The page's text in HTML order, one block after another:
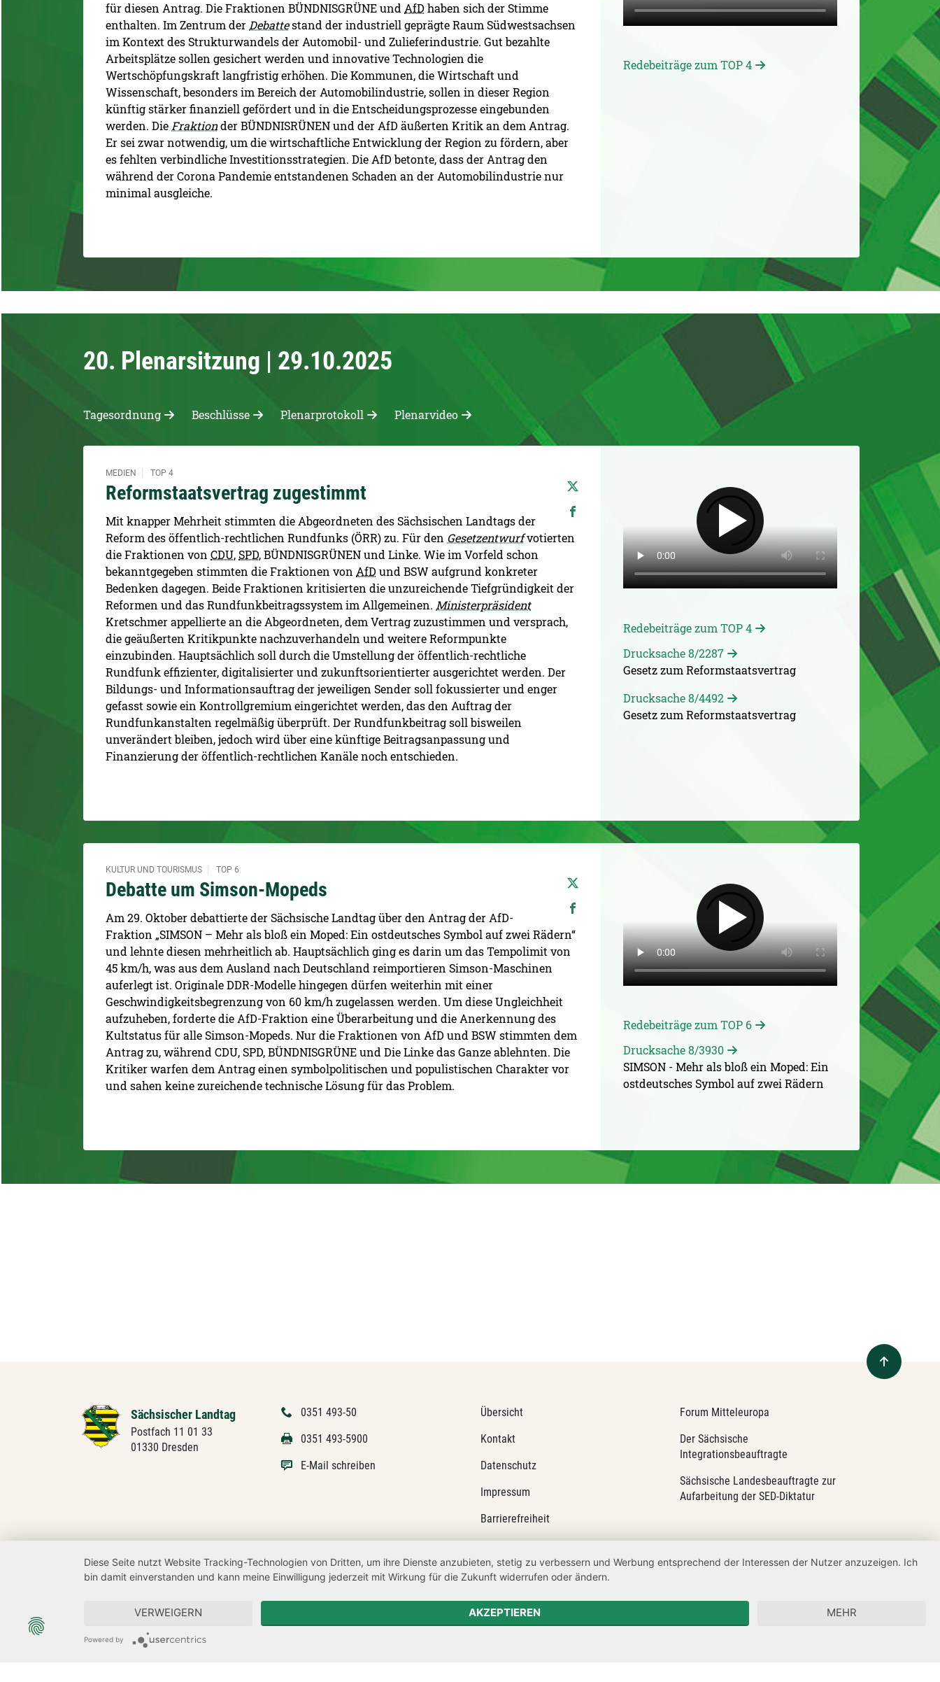
für diesen Antrag. Die Fraktionen BÜNDNISGRÜNE und AfD haben sich der Stimme
enthalten. Im Zentrum derDebattestand der industriell geprägte Raum Südwestsachsen
im Kontext des Strukturwandels der Automobil- und Zulieferindustrie. Gut bezahlte
Arbeitsplätze sollen gesichert werden und innovative Technologien die
Wertschöpfungskraft langfristig erhöhen. Die Kommunen, die Wirtschaft und
Wissenschaft, besonders im Bereich der Automobilindustrie, sollen in dieser Region
künftig stärker finanziell gefördert und in die Entscheidungsprozesse eingebunden
werden. DieFraktionder BÜNDNISRÜNEN und der AfD äußerten Kritik an dem Antrag.
Er sei zwar notwendig, um die wirtschaftliche Entwicklung der Region zu fördern, aber
es fehlten verbindliche Investitionsstrategien. Die AfD betonte, dass der Antrag den
während der Corona Pandemie entstandenen Schaden an der Automobilindustrie nur
minimal ausgleiche.
Redebeiträge zum TOP 4
20. Plenarsitzung | 29.10.2025
Tagesordnung Beschlüsse Plenarprotokoll Plenarvideo
Reformstaatsvertrag zugestimmt
MEDIEN TOP 4
Mit knapper Mehrheit stimmten die Abgeordneten des Sächsischen Landtags der
Reform des öffentlich-rechtlichen Rundfunks (ÖRR) zu. Für den Gesetzentwurfvotierten
die Fraktionen von CDU,SPD, BÜNDNISGRÜNEN und Linke. Wie im Vorfeld schon
bekanntgegeben stimmten die Fraktionen von AfD und BSW aufgrund konkreter
Bedenken dagegen. Beide Fraktionen kritisierten die unzureichende Tiefgründigkeit der
Reformen und das Rundfunkbeitragssystem im Allgemeinen. Ministerpräsident
Kretschmer appellierte an die Abgeordneten, dem Vertrag zuzustimmen und versprach,
die geäußerten Kritikpunkte nachzuverhandeln und weitere Reformpunkte
einzubinden. Hauptsächlich soll durch die Umstellung der öffentlich-rechtliche
Rundfunk effizienter, digitalisierter und zukunftsorientierter ausgerichtet werden. Der
Bildungs- und Informationsauftrag der jeweiligen Sender soll fokussierter und enger
gefasst sowie ein Kontrollgremium eingerichtet werden, das den Auftrag der
Rundfunkanstalten regelmäßig überprüft. Der Rundfunkbeitrag soll bisweilen
unverändert bleiben, jedoch wird über eine künftige Beitragsanpassung und
Finanzierung der öffentlich-rechtlichen Kanäle noch entschieden.
Redebeiträge zum TOP 4
Drucksache 8/2287
Gesetz zum Reformstaatsvertrag
Drucksache 8/4492
Gesetz zum Reformstaatsvertrag
Debatte um Simson-Mopeds
KULTUR UND TOURISMUS TOP 6
Am 29. Oktober debattierte der Sächsische Landtag über den Antrag der AfD-
Fraktion „SIMSON – Mehr als bloß ein Moped: Ein ostdeutsches Symbol auf zwei Rädern“
und lehnte diesen mehrheitlich ab. Hauptsächlich ging es darin um das Tempolimit von
45 km/h, was aus dem Ausland nach Deutschland reimportieren Simson-Maschinen
auferlegt ist. Originale DDR-Modelle hingegen dürfen weiterhin mit einer
Geschwindigkeitsbegrenzung von 60 km/h zugelassen werden. Um diese Ungleichheit
aufzuheben, forderte die AfD-Fraktion eine Überarbeitung und die Anerkennung des
Kultstatus für alle Simson-Mopeds. Nur die Fraktionen von AfD und BSW stimmten dem
Antrag zu, während CDU, SPD, BÜNDNISGRÜNE und Die Linke das Ganze ablehnten. Die
Kritiker warfen dem Antrag einen symbolpolitischen und populistischen Charakter vor
und sahen keine zureichende technische Lösung für das Problem.
Redebeiträge zum TOP 6
Drucksache 8/3930
SIMSON - Mehr als bloß ein Moped: Ein
ostdeutsches Symbol auf zwei Rädern
Sächsischer Landtag
Postfach 11 01 33
01330 Dresden
0351 493-50
0351 493-5900
E-Mail schreiben
Übersicht
Kontakt
Datenschutz
Impressum
Barrierefreiheit
Netiquette
Transparenzanspruch
Hinweisgeberschutz
Forum Mitteleuropa
Der Sächsische
Integrationsbeauftragte
Sächsische Landesbeauftragte zur
Aufarbeitung der SED-Diktatur
Diese Seite nutzt Website Tracking-Technologien von Dritten, um ihre Dienste anzubieten, stetig zu verbessern und Werbung entsprechend der Interessen der Nutzer anzuzeigen. Ich
bin damit einverstanden und kann meine Einwilligung jederzeit mit Wirkung für die Zukunft widerrufen oder ändern.
VERWEIGERN AKZEPTIEREN MEHR
Powered by